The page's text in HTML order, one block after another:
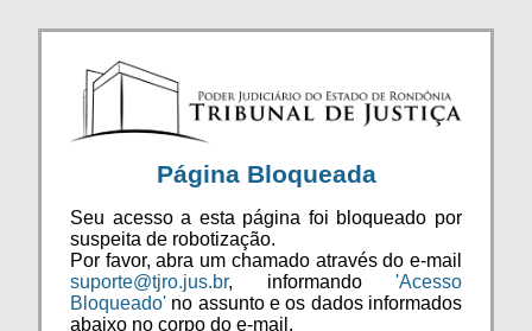
Página Bloqueada
Seu acesso a esta página foi bloqueado por
suspeita de robotização.
Por favor, abra um chamado através do e-mail
suporte@tjro.jus.br, informando 'Acesso
Bloqueado' no assunto e os dados informados
abaixo no corpo do e-mail.